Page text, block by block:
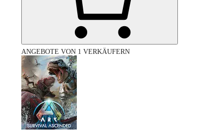
ANGEBOTE VON 1 VERKÄUFERN